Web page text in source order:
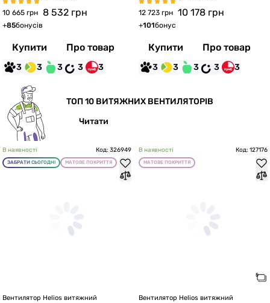
10 665 грн 8 532 грн
+85бонусів
Купити Про товар
3 3 3 3 3
12 723 грн 10 178 грн
+101бонус
Купити Про товар
3 3 3 3 3
ТОП 10 ВИТЯЖНИХ ВЕНТИЛЯТОРІВ
Читати
В наявності Код: 326949
ЗАБРАТИ СЬОГОДНІ МАТОВЕ ПОКРИТТЯ
Вентилятор Helios витяжний
В наявності Код: 127176
МАТОВЕ ПОКРИТТЯ
Вентилятор Helios витяжний